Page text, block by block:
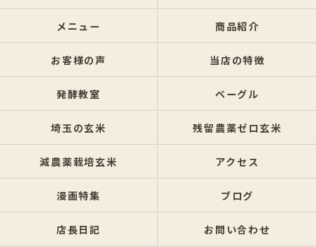
メニュー 商品紹介
お客様の声 当店の特徴
発酵教室 ベーグル
埼玉の玄米 残留農薬ゼロ玄米
減農薬栽培玄米 アクセス
漫画特集 ブログ
店長日記 お問い合わせ